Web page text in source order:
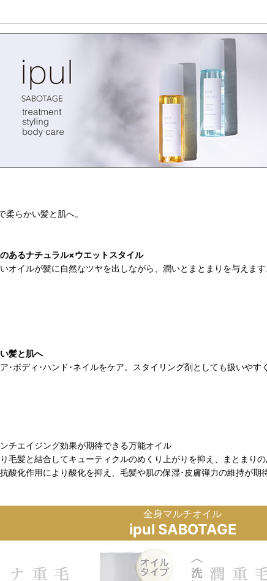
らかい髪と肌へ。
あるナチュラル×ウエットスタイル
オイルが髪に自然なツヤを出しながら、潤いとまとまりを与えま
髪と肌へ
･ボディ･ハンド･ネイルをケア。スタイリング剤としても扱いやす
チエイジング効果が期待できる万能オイル
毛髪と結合してキューティクルのめくり上がりを抑え、まとまり
酸化作用により酸化を抑え、毛髪や肌の保湿･皮膚弾力の維持が期
全身マルチオイル
ipul SABOTAGE